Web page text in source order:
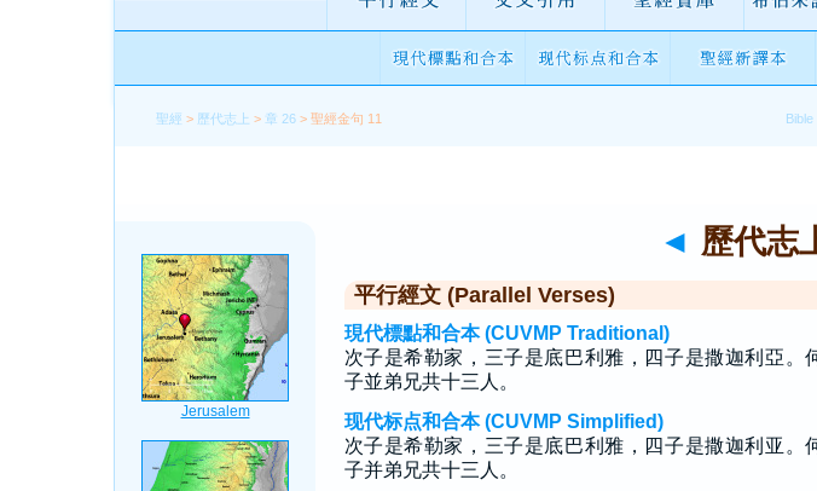
聖經 > 歷代志上 > 章 26 > 聖經金句 11
◄ 歷代志
平行經文 (Parallel Verses)
現代標點和合本 (CUVMP Traditional)
次子是希勒家，三子是底巴利雅，四子是撒迦利亞。
子並弟兄共十三人。
现代标点和合本 (CUVMP Simplified)
次子是希勒家，三子是底巴利雅，四子是撒迦利亚。
子并弟兄共十三人。